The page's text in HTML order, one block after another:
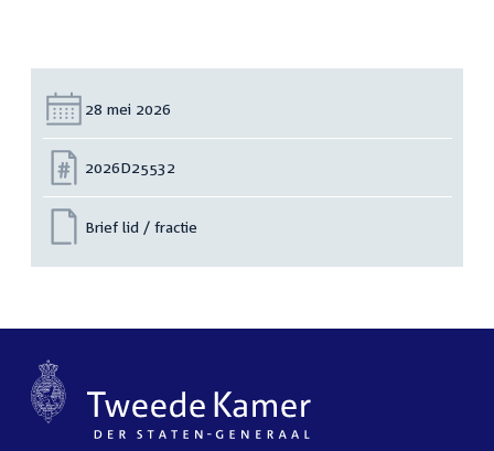
Datum:
28 mei 2026
Nummer:
2026D25532
Brief lid / fractie